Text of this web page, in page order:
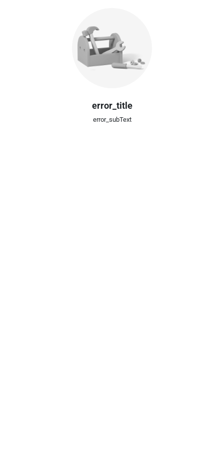
error_title
error_subText